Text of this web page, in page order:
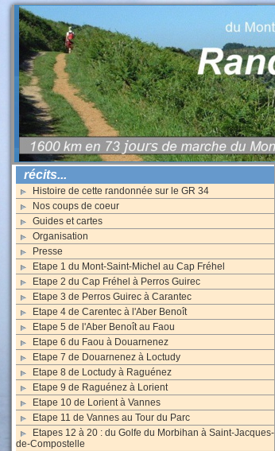
récits...
Histoire de cette randonnée sur le GR 34
Nos coups de coeur
Guides et cartes
Organisation
Presse
Etape 1 du Mont-Saint-Michel au Cap Fréhel
Etape 2 du Cap Fréhel à Perros Guirec
Etape 3 de Perros Guirec à Carantec
Etape 4 de Carentec à l'Aber Benoît
Etape 5 de l'Aber Benoît au Faou
Etape 6 du Faou à Douarnenez
Etape 7 de Douarnenez à Loctudy
Etape 8 de Loctudy à Raguénez
Etape 9 de Raguénez à Lorient
Etape 10 de Lorient à Vannes
Etape 11 de Vannes au Tour du Parc
Etapes 12 à 20 : du Golfe du Morbihan à Saint-Jacques-
de-Compostelle